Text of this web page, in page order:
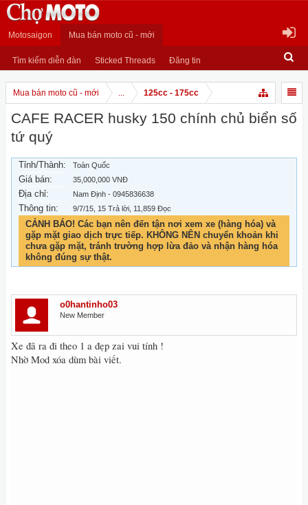
Motosaigon Mua bán moto cũ - mới
Tìm kiếm diễn đàn Sticked Threads Đăng tin
Mua bán moto cũ - mới ... 125cc - 175cc
CAFE RACER husky 150 chính chủ biển số
tứ quý
Tỉnh/Thành: Toàn Quốc
Giá bán: 35,000,000 VNĐ
Địa chỉ: Nam Định - 0945836638
Thông tin: 9/7/15 , 15 Trả lời, 11,859 Đọc
CẢNH BÁO! Các bạn nên đến tận nơi xem xe (hàng hóa) và
gặp mặt giao dịch trực tiếp. KHÔNG NÊN chuyển khoản khi
chưa gặp mặt, tránh trường hợp lừa đảo và nhận hàng hóa
không đúng sự thật.
o0hantinho03
New Member
Xe đã ra đi theo 1 a đẹp zai vui tính !
Nhờ Mod xóa dùm bài viết.